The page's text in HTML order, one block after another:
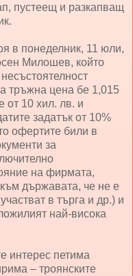
пустеещ и разкапващ
в понеделник, 11 юли,
Милошев, който
тръжна цена бе 1,015
от 10 хил. лв. и
задатък от 10%
офертите били в
за
на фирмата,
държавата, че не е
в търга и др.) и
най-висока
интерес петима
– троянските